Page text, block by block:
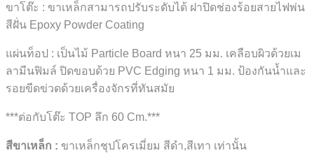
ขาโต๊ะ : ขาเหล็กสามารถปรับระดับได้ ฝาปิดช่องร้อยสายไฟพ่น
สีฝั่น Epoxy Powder Coating
แผ่นท็อป : เป็นไม้ Particle Board หนา 25 มม. เคลือบผิวด้วยเม
ลามีนฟิมล์ ปิดขอบด้วย PVC Edging หนา 1 มม. ป้องกันน้ำและ
รอยขีดข่วดด้วยเครื่องจักรที่ทันสมัย
***ต่อกับโต๊ะ TOP ลึก 60 Cm.***
สีขาเหล็ก : ขาเหล็กชุปโครเมี่ยม สีดำ,สีเทา เท่านั้น